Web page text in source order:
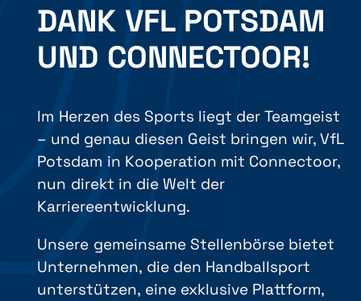
DANK VFL POTSDAM
UND CONNECTOOR!
Im Herzen des Sports liegt der Teamgeist
– und genau diesen Geist bringen wir, VfL
Potsdam in Kooperation mit Connectoor,
nun direkt in die Welt der
Karriereentwicklung.
Unsere gemeinsame Stellenbörse bietet
Unternehmen, die den Handballsport
unterstützen, eine exklusive Plattform,